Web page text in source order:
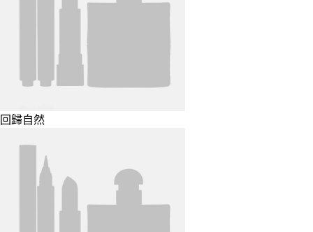
回歸自然